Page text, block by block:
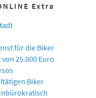
Extra
für die Biker
25.000 Euro
Biker